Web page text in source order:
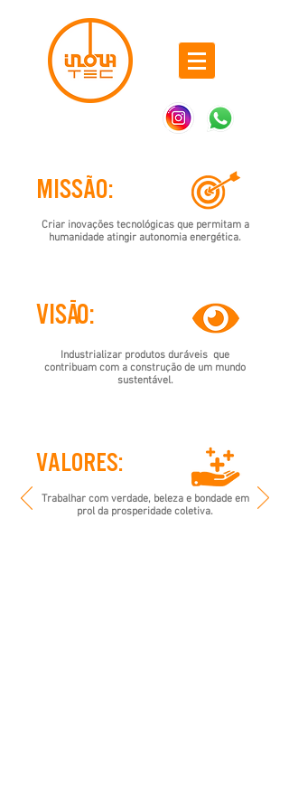
Missão:
Criar inovações tecnológicas que permitam a
humanidade atingir autonomia energética.
ViSÃO:
Industrializar produtos duráveis que
contribuam com a construção de um mundo
sustentável.
vALORES:
Trabalhar com verdade, beleza e bondade em
prol da prosperidade coletiva.